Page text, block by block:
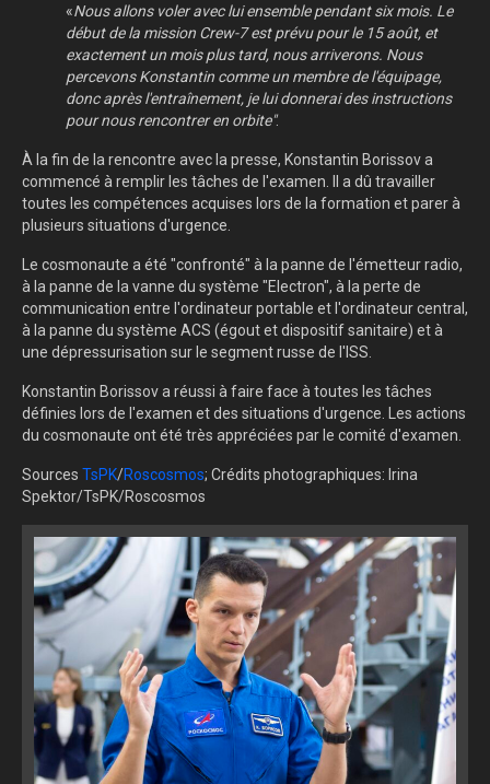
«Nous allons voler avec lui ensemble pendant six mois. Le
début de la mission Crew-7 est prévu pour le 15 août, et
exactement un mois plus tard, nous arriverons. Nous
percevons Konstantin comme un membre de l'équipage,
donc après l'entraînement, je lui donnerai des instructions
pour nous rencontrer en orbite".
À la fin de la rencontre avec la presse, Konstantin Borissov a
commencé à remplir les tâches de l'examen. Il a dû travailler
toutes les compétences acquises lors de la formation et parer à
plusieurs situations d'urgence.
Le cosmonaute a été "confronté" à la panne de l'émetteur radio,
à la panne de la vanne du système "Electron", à la perte de
communication entre l'ordinateur portable et l'ordinateur central,
à la panne du système ACS (égout et dispositif sanitaire) et à
une dépressurisation sur le segment russe de l'ISS.
Konstantin Borissov a réussi à faire face à toutes les tâches
définies lors de l'examen et des situations d'urgence. Les actions
du cosmonaute ont été très appréciées par le comité d'examen.
Sources TsPK/Roscosmos; Crédits photographiques: Irina
Spektor/TsPK/Roscosmos